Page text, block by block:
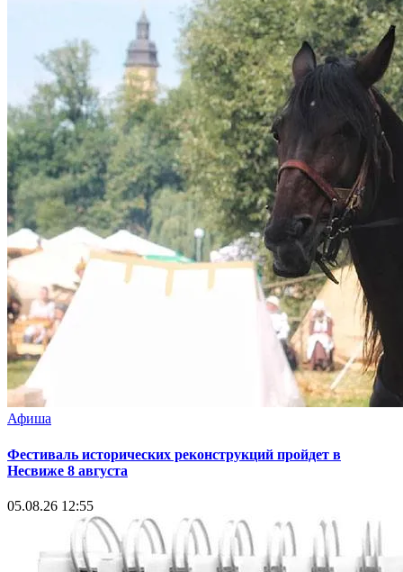
Афиша
Фестиваль исторических реконструкций пройдет в
Несвиже 8 августа
05.08.26 12:55